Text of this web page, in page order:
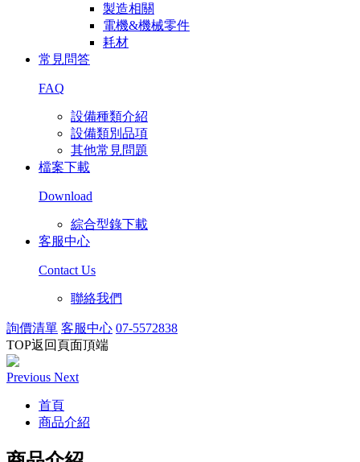
製造相關
電機&機械零件
耗材
常見問答
FAQ
設備種類介紹
設備類別品項
其他常見問題
檔案下載
Download
綜合型錄下載
客服中心
Contact Us
聯絡我們
詢價清單 客服中心 07-5572838
TOP返回頁面頂端
Previous Next
首頁
商品介紹